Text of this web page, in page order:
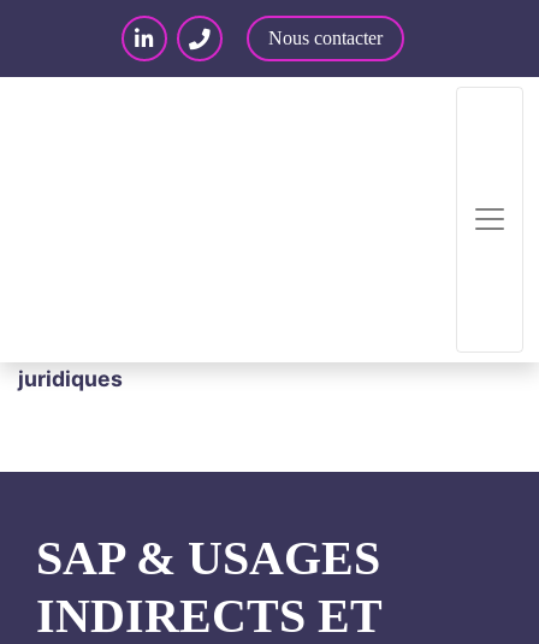
Nous contacter
interopérabilité : une analyse des fondements
juridiques
SAP & USAGES
INDIRECTS ET